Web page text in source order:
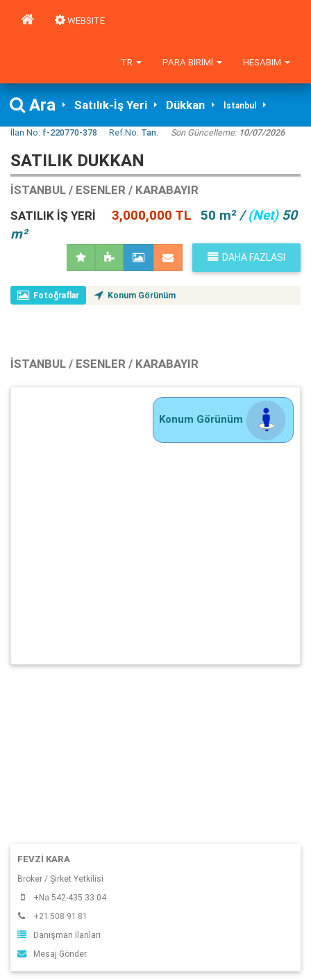
WEBSITE
HESABIM
PARA BIRIMI
TR
Ara Satılık-İş Yeri Dükkan İstanbul
İlan No: f-220770-378 Ref.No: Tan. Son Güncelleme: 10/07/2026
SATILIK DUKKAN
İSTANBUL / ESENLER / KARABAYIR
SATILIK İŞ YERI
3,000,000 TL 50 m² /(Net)50
m²
DAHA FAZLASI
Fotoğraflar Konum Görünüm
İSTANBUL / ESENLER / KARABAYIR
Konum Görünüm
FEVZI KARA
Broker / Şirket Yetkilisi
+Na 542-435 33 04
+21 508 91 81
Danışman İlanları
Mesaj Gönder